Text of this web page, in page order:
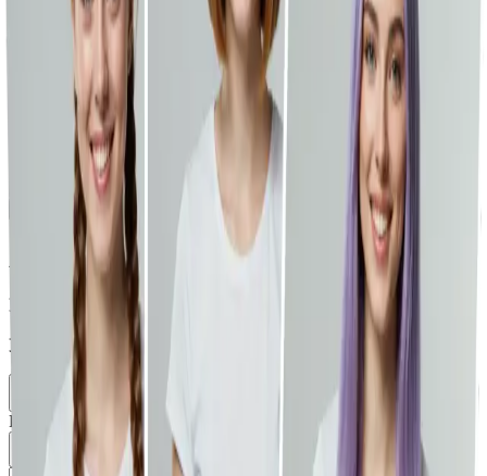
Toggle Sidebar
儀表板
髮型變換器
將您的圖片放在這裡，或點選瀏覽
支援 JPG、PNG、WEBP (最大 10MB)
支援從剪貼簿貼上。
選擇影像 從資料庫載入
Prompt